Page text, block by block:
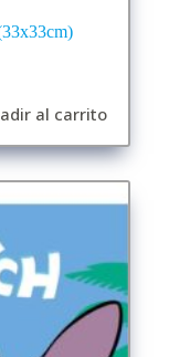
al carrito